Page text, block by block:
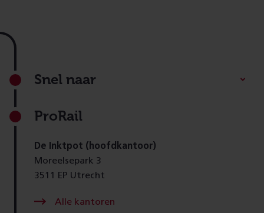
Footer
Snel naar
ProRail
De Inktpot (hoofdkantoor)
Moreelsepark 3
3511 EP Utrecht
Alle kantoren